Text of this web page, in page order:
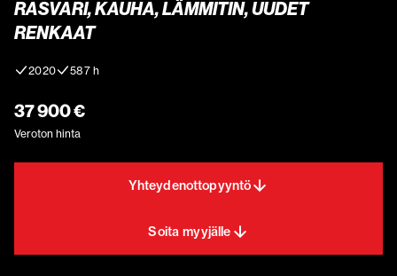
RASVARI, KAUHA, LÄMMITIN, UUDET
RENKAAT
2020 587 h
37 900 €
Veroton hinta
Yhteydenottopyyntö
Soita myyjälle